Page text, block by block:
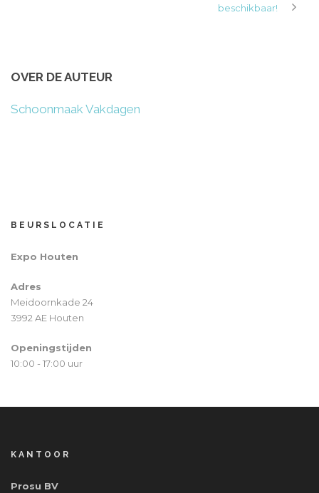
beschikbaar!
OVER DE AUTEUR
Schoonmaak Vakdagen
BEURSLOCATIE
Expo Houten
Adres
Meidoornkade 24
3992 AE Houten
Openingstijden
10:00 - 17:00 uur
KANTOOR
Prosu BV